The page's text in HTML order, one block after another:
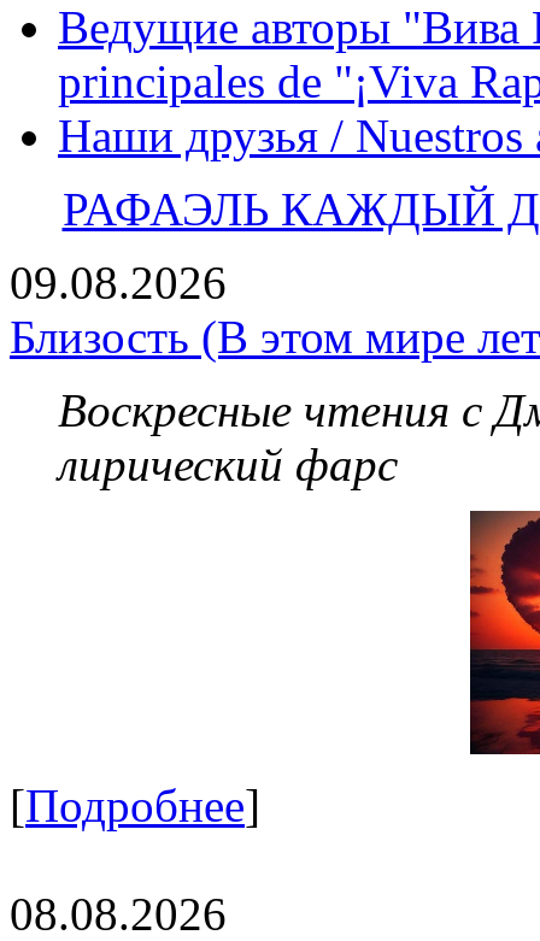
Ведущие авторы "Вива
principales de "¡Viva
Наши друзья / Nuestros
РАФАЭЛЬ КАЖДЫЙ
09.08.2026
Близость (В этом мире
Воскресные чтения с
лирический фарс
[Подробнее]
08.08.2026